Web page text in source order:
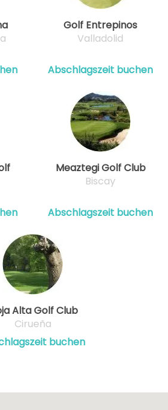
Golf Entrepinos
Valladolid
Abschlagszeit buchen
Meaztegi Golf Club
Biscay
Abschlagszeit buchen
Alta Golf Club
Cirueña
buchen